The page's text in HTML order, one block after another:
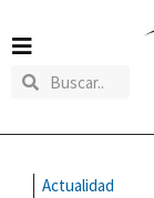
Actualidad